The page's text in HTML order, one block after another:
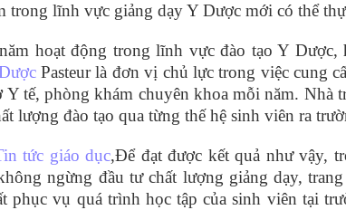
trong lĩnh vực giảng dạy Y Dược mới có thể
hoạt động trong lĩnh vực đào tạo Y Dược,
Pasteur là đơn vị chủ lực trong việc cung
Y tế, phòng khám chuyên khoa mỗi năm. Nhà
lượng đào tạo qua từng thế hệ sinh viên ra
tức giáo dục,Để đạt được kết quả như vậy,
ngừng đầu tư chất lượng giảng dạy,
phục vụ quá trình học tập của sinh viên tại